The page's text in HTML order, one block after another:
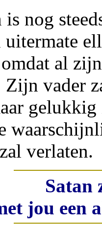
is nog
al
Zijn vader
verlaten.
Satan
jou een